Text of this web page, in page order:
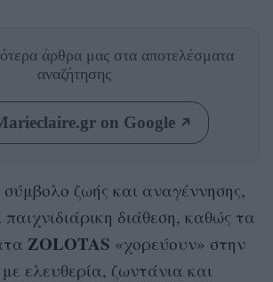
άρθρα μας στα αποτελέσματα
αναζήτησης
on Google
ζωής και αναγέννησης,
διάθεση, καθώς τα
ZOLOTAS «χορεύουν» στην
ελευθερία, ζωντάνια και